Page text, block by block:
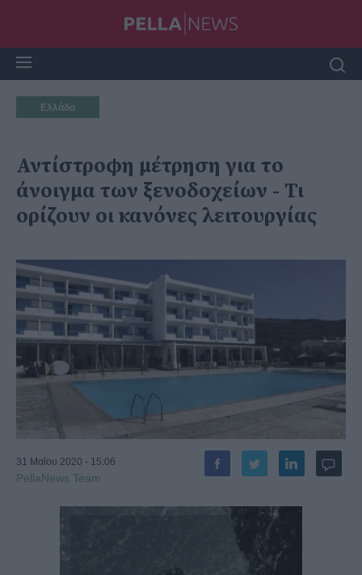
Ελλάδα
Αντίστροφη μέτρηση για το
άνοιγμα των ξενοδοχείων - Τι
ορίζουν οι κανόνες λειτουργίας
31 Μαΐου 2020 - 15:06
PellaNews Team